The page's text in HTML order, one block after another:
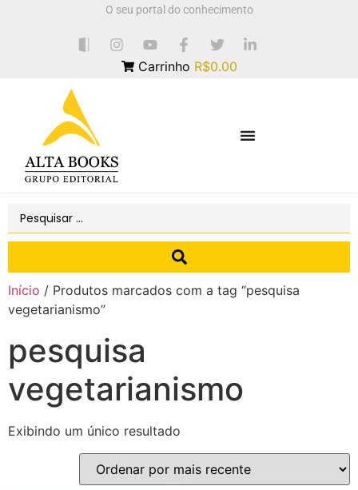
O seu portal do conhecimento
Carrinho R$0.00
Início / Produtos marcados com a tag “pesquisa
vegetarianismo”
pesquisa
vegetarianismo
Exibindo um único resultado